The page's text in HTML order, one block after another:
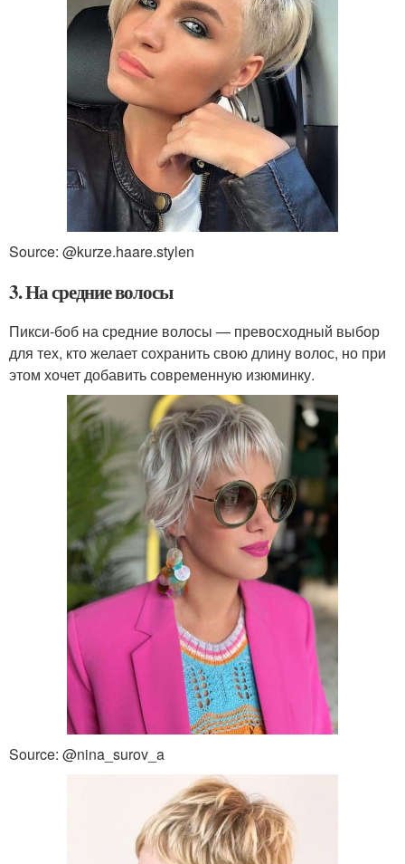
Source: @kurze.haare.stylen
3. На средние волосы
Пикси-боб на средние волосы — превосходный выбор
для тех, кто желает сохранить свою длину волос, но при
этом хочет добавить современную изюминку.
Source: @nina_surov_a